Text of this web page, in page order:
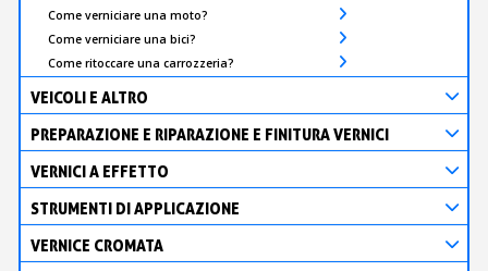
Come verniciare una moto?
Come verniciare una bici?
Come ritoccare una carrozzeria?
VEICOLI E ALTRO
PREPARAZIONE E RIPARAZIONE E FINITURA VERNICI
VERNICI A EFFETTO
STRUMENTI DI APPLICAZIONE
VERNICE CROMATA